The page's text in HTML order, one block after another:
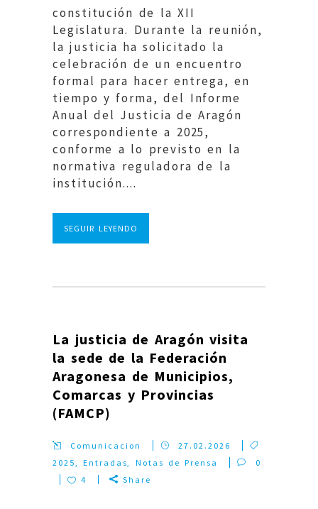
constitución de la XII
Legislatura. Durante la reunión,
la justicia ha solicitado la
celebración de un encuentro
formal para hacer entrega, en
tiempo y forma, del Informe
Anual del Justicia de Aragón
correspondiente a 2025,
conforme a lo previsto en la
normativa reguladora de la
institución....
SEGUIR LEYENDO
La justicia de Aragón visita
la sede de la Federación
Aragonesa de Municipios,
Comarcas y Provincias
(FAMCP)
Comunicacion
27.02.2026
2025,Entradas, Notas de Prensa
0
4
Share